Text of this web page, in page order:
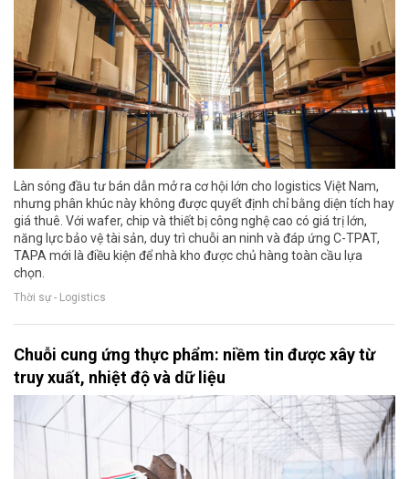
Làn sóng đầu tư bán dẫn mở ra cơ hội lớn cho logistics Việt Nam,
nhưng phân khúc này không được quyết định chỉ bằng diện tích hay
giá thuê. Với wafer, chip và thiết bị công nghệ cao có giá trị lớn,
năng lực bảo vệ tài sản, duy trì chuỗi an ninh và đáp ứng C-TPAT,
TAPA mới là điều kiện để nhà kho được chủ hàng toàn cầu lựa
chọn.
Thời sự - Logistics
Chuỗi cung ứng thực phẩm: niềm tin được xây từ
truy xuất, nhiệt độ và dữ liệu